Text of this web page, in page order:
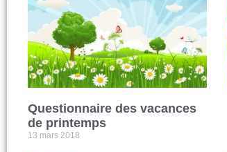
Questionnaire des vacances
de printemps
13 mars 2018